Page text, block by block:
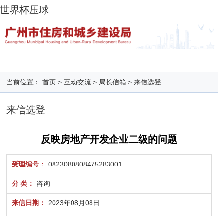
世界杯压球
当前位置： 首页 >互动交流 > 局长信箱 >来信选登
来信选登
反映房地产开发企业二级的问题
受理编号： 0823080808475283001
分 类： 咨询
来信日期： 2023年08月08日